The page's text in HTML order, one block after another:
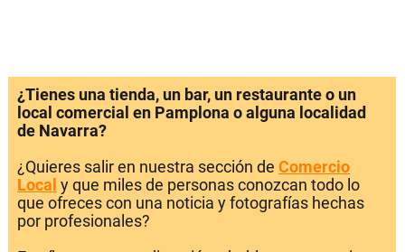
¿Tienes una tienda, un bar, un restaurante o un
local comercial en Pamplona o alguna localidad
de Navarra?
¿Quieres salir en nuestra sección de Comercio
Local y que miles de personas conozcan todo lo
que ofreces con una noticia y fotografías hechas
por profesionales?